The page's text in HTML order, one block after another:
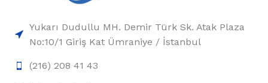
Yukarı Dudullu MH. Demir Türk Sk. Atak Plaza
No:10/1 Giriş Kat Ümraniye / İstanbul
(216) 208 41 43